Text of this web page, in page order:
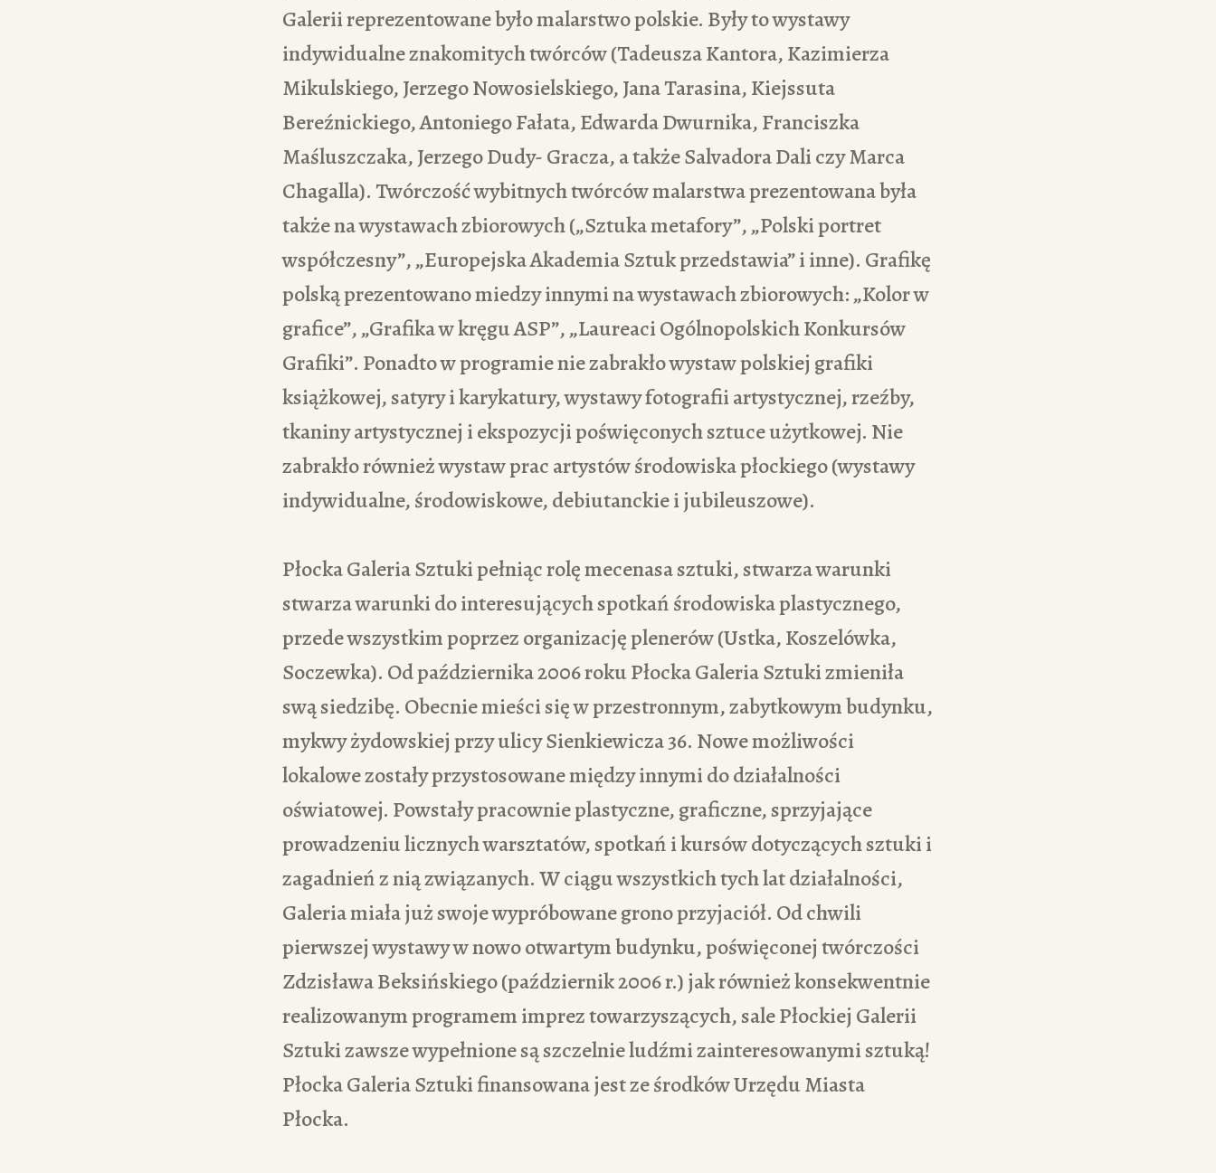
Galerii reprezentowane było malarstwo polskie. Były to wystawy
indywidualne znakomitych twórców (Tadeusza Kantora, Kazimierza
Mikulskiego, Jerzego Nowosielskiego, Jana Tarasina, Kiejssuta
Bereźnickiego, Antoniego Fałata, Edwarda Dwurnika, Franciszka
Maśluszczaka, Jerzego Dudy- Gracza, a także Salvadora Dali czy Marca
Chagalla). Twórczość wybitnych twórców malarstwa prezentowana była
także na wystawach zbiorowych („Sztuka metafory”, „Polski portret
współczesny”, „Europejska Akademia Sztuk przedstawia” i inne). Grafikę
polską prezentowano miedzy innymi na wystawach zbiorowych: „Kolor w
grafice”, „Grafika w kręgu ASP”, „Laureaci Ogólnopolskich Konkursów
Grafiki”. Ponadto w programie nie zabrakło wystaw polskiej grafiki
książkowej, satyry i karykatury, wystawy fotografii artystycznej, rzeźby,
tkaniny artystycznej i ekspozycji poświęconych sztuce użytkowej. Nie
zabrakło również wystaw prac artystów środowiska płockiego (wystawy
indywidualne, środowiskowe, debiutanckie i jubileuszowe).
Płocka Galeria Sztuki pełniąc rolę mecenasa sztuki, stwarza warunki
stwarza warunki do interesujących spotkań środowiska plastycznego,
przede wszystkim poprzez organizację plenerów (Ustka, Koszelówka,
Soczewka). Od października 2006 roku Płocka Galeria Sztuki zmieniła
swą siedzibę. Obecnie mieści się w przestronnym, zabytkowym budynku,
mykwy żydowskiej przy ulicy Sienkiewicza 36. Nowe możliwości
lokalowe zostały przystosowane między innymi do działalności
oświatowej. Powstały pracownie plastyczne, graficzne, sprzyjające
prowadzeniu licznych warsztatów, spotkań i kursów dotyczących sztuki i
zagadnień z nią związanych. W ciągu wszystkich tych lat działalności,
Galeria miała już swoje wypróbowane grono przyjaciół. Od chwili
pierwszej wystawy w nowo otwartym budynku, poświęconej twórczości
Zdzisława Beksińskiego (październik 2006 r.) jak również konsekwentnie
realizowanym programem imprez towarzyszących, sale Płockiej Galerii
Sztuki zawsze wypełnione są szczelnie ludźmi zainteresowanymi sztuką!
Płocka Galeria Sztuki finansowana jest ze środków Urzędu Miasta
Płocka.